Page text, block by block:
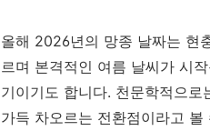
올해 2026년의 망종 날짜는 현
르며 본격적인 여름 날씨가 시
기이기도 합니다. 천문학적으
가득 차오르는 전환점이라고 볼